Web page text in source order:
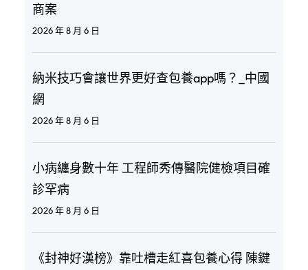
商案
2026 年 8 月 6 日
納米技巧會讓世界更好查包養app嗎？_中國
網
2026 年 8 月 6 日
小病纏身數十年 工程師秀傳醫院健檢項目確
診罕病
2026 年 8 月 6 日
《封神好漢榜》靠吐槽走紅喜包養心得 陳鍵